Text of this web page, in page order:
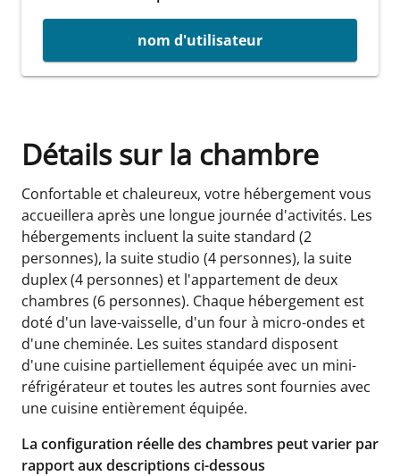
nom d'utilisateur
Détails sur la chambre
Confortable et chaleureux, votre hébergement vous
accueillera après une longue journée d'activités. Les
hébergements incluent la suite standard (2
personnes), la suite studio (4 personnes), la suite
duplex (4 personnes) et l'appartement de deux
chambres (6 personnes). Chaque hébergement est
doté d'un lave-vaisselle, d'un four à micro-ondes et
d'une cheminée. Les suites standard disposent
d'une cuisine partiellement équipée avec un mini-
réfrigérateur et toutes les autres sont fournies avec
une cuisine entièrement équipée.
La configuration réelle des chambres peut varier par
rapport aux descriptions ci-dessous